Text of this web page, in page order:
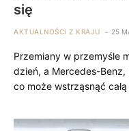
się
AKTUALNOŚCI Z KRAJU 25
Przemiany w przemyśle
dzień, a Mercedes-Benz,
co może wstrząsnąć